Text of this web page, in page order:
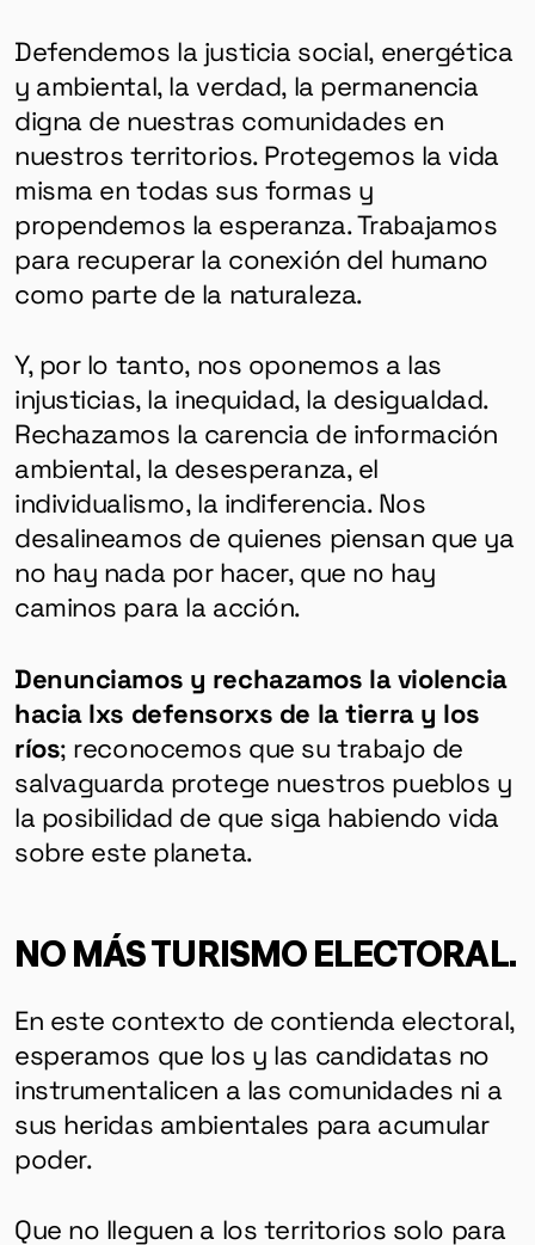
Defendemos la justicia social, energética
y ambiental, la verdad, la permanencia
digna de nuestras comunidades en
nuestros territorios. Protegemos la vida
misma en todas sus formas y
propendemos la esperanza. Trabajamos
para recuperar la conexión del humano
como parte de la naturaleza.
Y, por lo tanto, nos oponemos a las
injusticias, la inequidad, la desigualdad.
Rechazamos la carencia de información
ambiental, la desesperanza, el
individualismo, la indiferencia. Nos
desalineamos de quienes piensan que ya
no hay nada por hacer, que no hay
caminos para la acción.
Denunciamos y rechazamos la violencia
hacia lxs defensorxs de la tierra y los
ríos; reconocemos que su trabajo de
salvaguarda protege nuestros pueblos y
la posibilidad de que siga habiendo vida
sobre este planeta.
NO MÁS TURISMO ELECTORAL.
En este contexto de contienda electoral,
esperamos que los y las candidatas no
instrumentalicen a las comunidades ni a
sus heridas ambientales para acumular
poder.
Que no lleguen a los territorios solo para